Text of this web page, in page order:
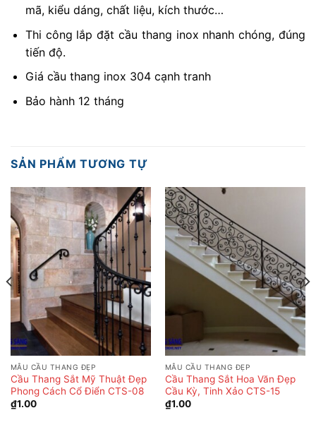
mã, kiểu dáng, chất liệu, kích thước…
Thi công lắp đặt cầu thang inox nhanh chóng, đúng
tiến độ.
Giá cầu thang inox 304 cạnh tranh
Bảo hành 12 tháng
SẢN PHẨM TƯƠNG TỰ
MẪU CẦU THANG ĐẸP
Cầu Thang Sắt Mỹ Thuật Đẹp
Phong Cách Cổ Điển CTS-08
₫1.00
MẪU CẦU THANG ĐẸP
Cầu Thang Sắt Hoa Văn Đẹp
Cầu Kỳ, Tinh Xảo CTS-15
₫1.00